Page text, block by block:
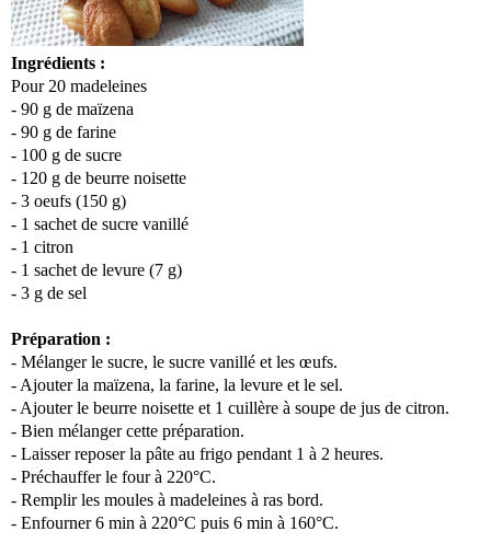
Ingrédients :
Pour 20 madeleines
- 90 g de maïzena
- 90 g de farine
- 100 g de sucre
- 120 g de beurre noisette
- 3 oeufs (150 g)
- 1 sachet de sucre vanillé
- 1 citron
- 1 sachet de levure (7 g)
- 3 g de sel
Préparation :
- Mélanger le sucre, le sucre vanillé et les œufs.
- Ajouter la maïzena, la farine, la levure et le sel.
- Ajouter le beurre noisette et 1 cuillère à soupe de jus de citron.
- Bien mélanger cette préparation.
- Laisser reposer la pâte au frigo pendant 1 à 2 heures.
- Préchauffer le four à 220°C.
- Remplir les moules à madeleines à ras bord.
- Enfourner 6 min à 220°C puis 6 min à 160°C.